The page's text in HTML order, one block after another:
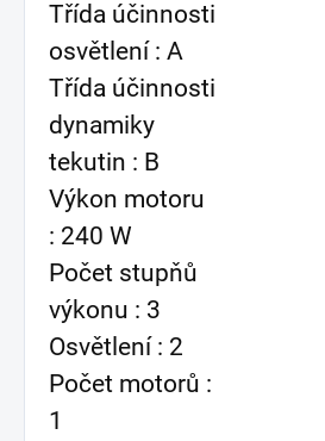
Třída účinnosti
osvětlení : A
Třída účinnosti
dynamiky
tekutin : B
Výkon motoru
: 240 W
Počet stupňů
výkonu : 3
Osvětlení : 2
Počet motorů :
1